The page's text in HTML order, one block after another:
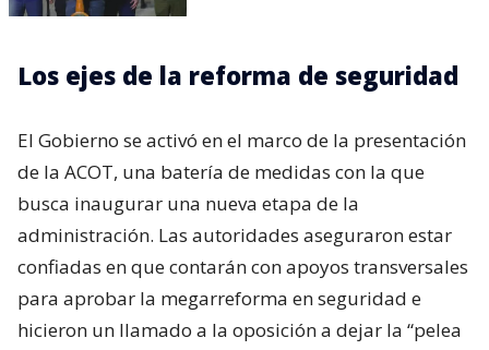
Los ejes de la reforma de seguridad
El Gobierno se activó en el marco de la presentación
de la ACOT, una batería de medidas con la que
busca inaugurar una nueva etapa de la
administración. Las autoridades aseguraron estar
confiadas en que contarán con apoyos transversales
para aprobar la megarreforma en seguridad e
hicieron un llamado a la oposición a dejar la “pelea